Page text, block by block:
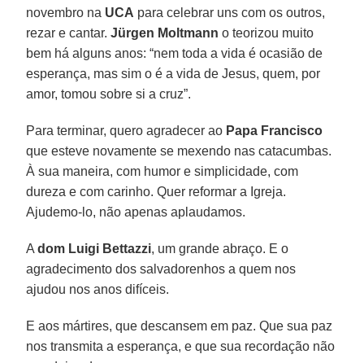
novembro na UCA para celebrar uns com os outros,
rezar e cantar.Jürgen Moltmann o teorizou muito
bem há alguns anos: “nem toda a vida é ocasião de
esperança, mas sim o é a vida de Jesus, quem, por
amor, tomou sobre si a cruz”.
Para terminar, quero agradecer ao Papa Francisco
que esteve novamente se mexendo nas catacumbas.
À sua maneira, com humor e simplicidade, com
dureza e com carinho. Quer reformar a Igreja.
Ajudemo-lo, não apenas aplaudamos.
Adom Luigi Bettazzi, um grande abraço. E o
agradecimento dos salvadorenhos a quem nos
ajudou nos anos difíceis.
E aos mártires, que descansem em paz. Que sua paz
nos transmita a esperança, e que sua recordação não